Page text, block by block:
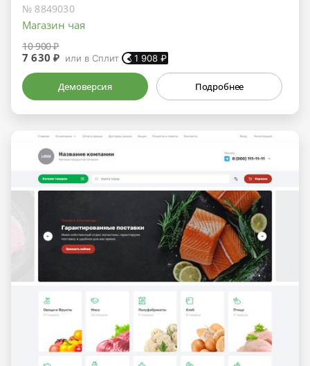
№ 8849030
Магазин чая
10 900 ₽
7 630 ₽ или в Сплит 1 908 ₽
Демоверсия Подробнее